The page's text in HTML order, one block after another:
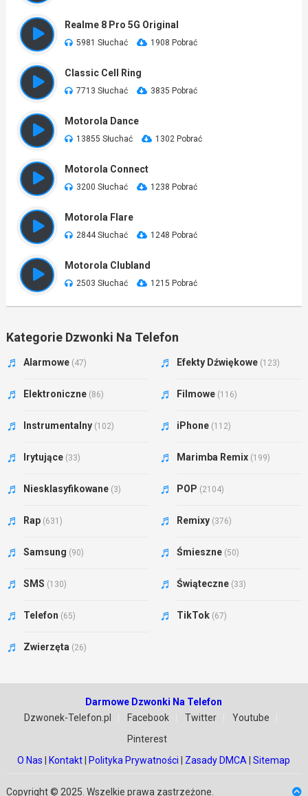
Realme 8 Pro 5G Original
5981 Słuchać 1908 Pobrać
Classic Cell Ring
7713 Słuchać 3835 Pobrać
Motorola Dance
13855 Słuchać 1302 Pobrać
Motorola Connect
3200 Słuchać 1238 Pobrać
Motorola Flare
2844 Słuchać 1248 Pobrać
Motorola Clubland
2503 Słuchać 1215 Pobrać
Kategorie Dzwonki Na Telefon
Alarmowe (47) Efekty Dźwiękowe (123)
Elektroniczne (86) Filmowe (116)
Instrumentalny (102) iPhone (112)
Irytujące (33) Marimba Remix (199)
Niesklasyfikowane (3) POP (2104)
Rap (631) Remixy (376)
Samsung (90) Śmieszne (50)
SMS (130) Świąteczne (33)
Telefon (65) TikTok (67)
Zwierzęta (26)
Darmowe Dzwonki Na Telefon
Dzwonek-Telefon.pl
Facebook Twitter
Youtube
Pinterest
O Nas
Kontakt Polityka Prywatności Zasady DMCA |Sitemap
Copyright © 2025. Wszelkie prawa zastrzeżone.